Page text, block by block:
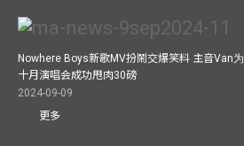
Nowhere Boys新歌MV扮鬧交爆笑料 主音Van为
十月演唱会成功甩肉30磅
2024-09-09
更多